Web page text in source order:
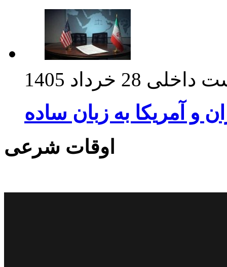
داخلی 28 خرداد 1405
و آمریکا به زبان ساده
اوقات شرعی